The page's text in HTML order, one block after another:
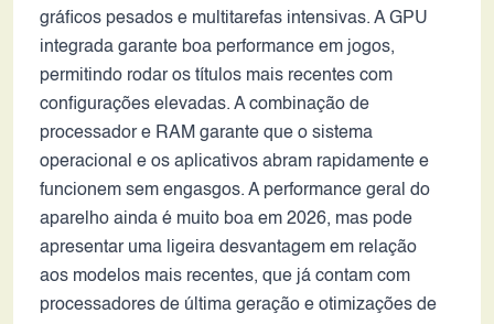
gráficos pesados e multitarefas intensivas. A GPU
integrada garante boa performance em jogos,
permitindo rodar os títulos mais recentes com
configurações elevadas. A combinação de
processador e RAM garante que o sistema
operacional e os aplicativos abram rapidamente e
funcionem sem engasgos. A performance geral do
aparelho ainda é muito boa em 2026, mas pode
apresentar uma ligeira desvantagem em relação
aos modelos mais recentes, que já contam com
processadores de última geração e otimizações de